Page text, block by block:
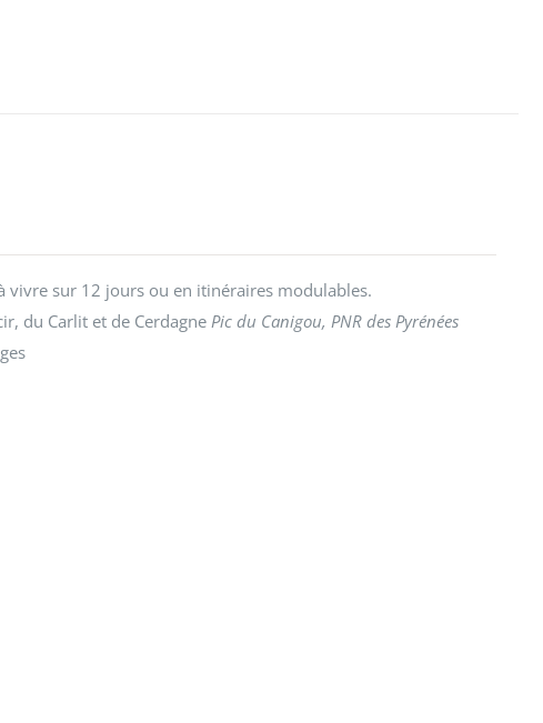
vivre sur 12 jours ou en itinéraires modulables.
du Carlit et de CerdagnePic du Canigou, PNR des Pyrénées